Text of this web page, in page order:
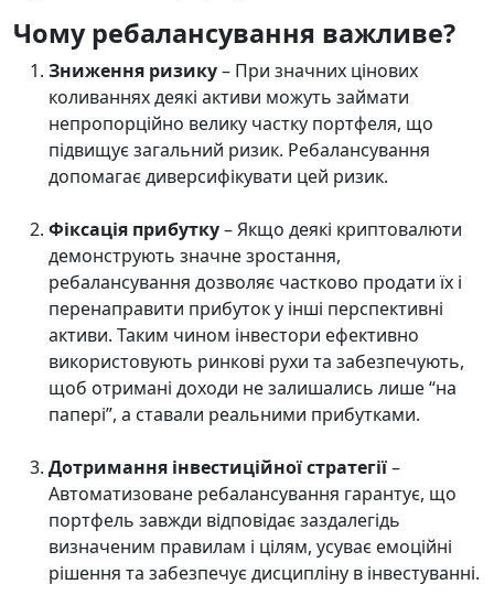
Чому ребалансування важливе?
Зниження ризику– При значних цінових
коливаннях деякі активи можуть займати
непропорційно велику частку портфеля, що
підвищує загальний ризик. Ребалансування
допомагає диверсифікувати цей ризик.
Фіксація прибутку– Якщо деякі криптовалюти
демонструють значне зростання,
ребалансування дозволяє частково продати їх і
перенаправити прибуток у інші перспективні
активи. Таким чином інвестори ефективно
використовують ринкові рухи та забезпечують,
щоб отримані доходи не залишались лише “на
папері”, а ставали реальними прибутками.
Дотримання інвестиційної стратегії–
Автоматизоване ребалансування гарантує, що
портфель завжди відповідає заздалегідь
визначеним правилам і цілям, усуває емоційні
рішення та забезпечує дисципліну в інвестуванні.